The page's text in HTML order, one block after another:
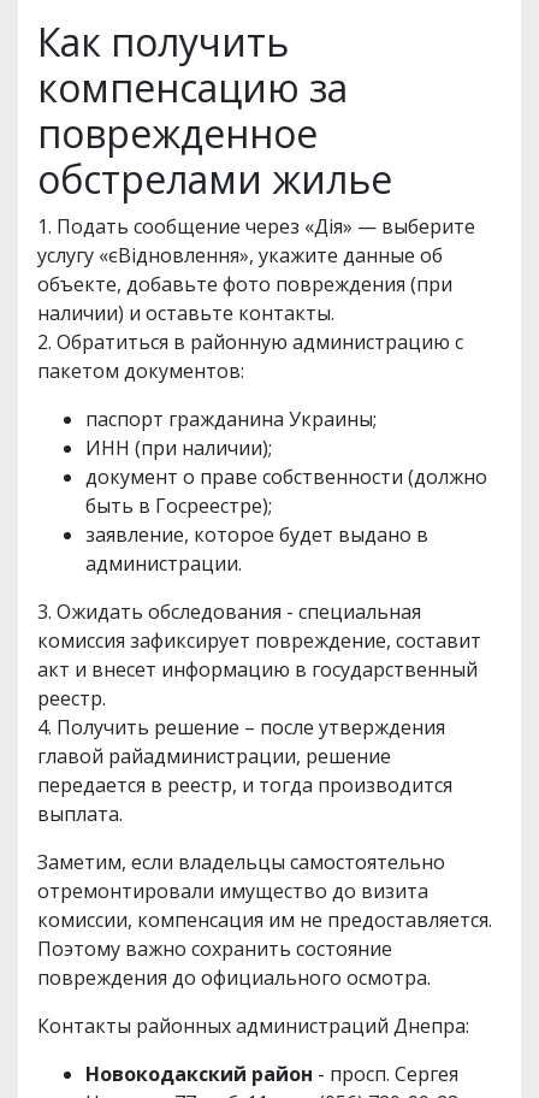
Как получить
компенсацию за
поврежденное
обстрелами жилье
1. Подать сообщение через «Дія» — выберите
услугу «єВідновлення», укажите данные об
объекте, добавьте фото повреждения (при
наличии) и оставьте контакты.
2. Обратиться в районную администрацию с
пакетом документов:
паспорт гражданина Украины;
ИНН (при наличии);
документ о праве собственности (должно
быть в Госреестре);
заявление, которое будет выдано в
администрации.
3. Ожидать обследования - специальная
комиссия зафиксирует повреждение, составит
акт и внесет информацию в государственный
реестр.
4. Получить решение – после утверждения
главой райадминистрации, решение
передается в реестр, и тогда производится
выплата.
Заметим, если владельцы самостоятельно
отремонтировали имущество до визита
комиссии, компенсация им не предоставляется.
Поэтому важно сохранить состояние
повреждения до официального осмотра.
Контакты районных администраций Днепра:
Новокодакский район - просп. Сергея